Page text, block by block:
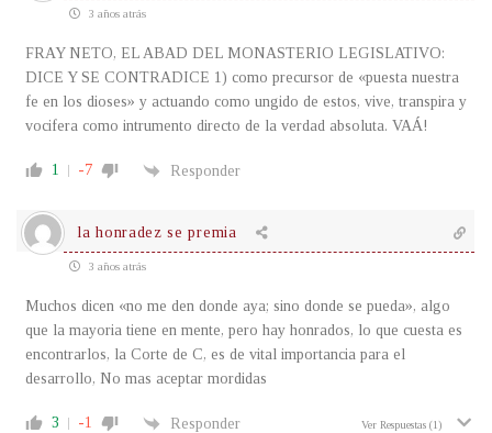
3 años atrás
FRAY NETO, EL ABAD DEL MONASTERIO LEGISLATIVO:
DICE Y SE CONTRADICE 1) como precursor de «puesta nuestra
fe en los dioses» y actuando como ungido de estos, vive, transpira y
vocifera como intrumento directo de la verdad absoluta. VAÁ!
1 -7 Responder
la honradez se premia
3 años atrás
Muchos dicen «no me den donde aya; sino donde se pueda», algo
que la mayoria tiene en mente, pero hay honrados, lo que cuesta es
encontrarlos, la Corte de C, es de vital importancia para el
desarrollo, No mas aceptar mordidas
3 -1 Responder Ver Respuestas (1)